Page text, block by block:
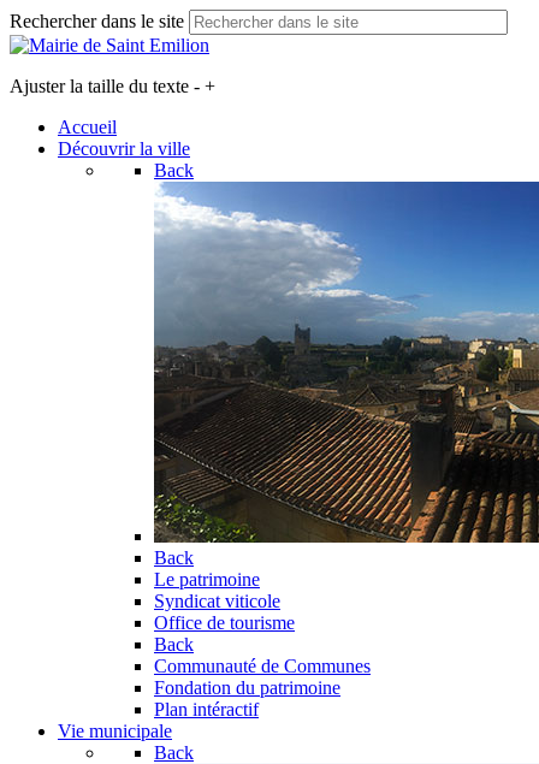
Rechercher dans le site
Ajuster la taille du texte - +
Accueil
Découvrir la ville
Back
Back
Le patrimoine
Syndicat viticole
Office de tourisme
Back
Communauté de Communes
Fondation du patrimoine
Plan intéractif
Vie municipale
Back